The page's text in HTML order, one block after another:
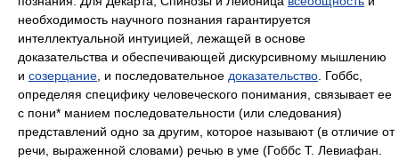
необходимость научного познания гарантируется
интеллектуальной интуицией, лежащей в основе
доказательства и обеспечивающей дискурсивному мышлению
и созерцание , и последовательное доказательство . Гоббс,
определяя специфику человеческого понимания, связывает ее
с пони* манием последовательности (или следования)
представлений одно за другим, которое называют (в отличие от
речи, выраженной словами) речью в уме (Гоббс Т. Левиафан.